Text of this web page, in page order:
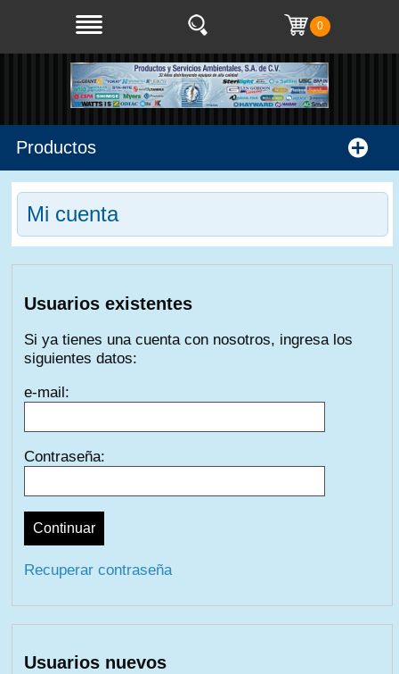
0
Productos
Mi cuenta
Usuarios existentes
Si ya tienes una cuenta con nosotros, ingresa los
siguientes datos:
e-mail:
Contraseña:
Recuperar contraseña
Usuarios nuevos